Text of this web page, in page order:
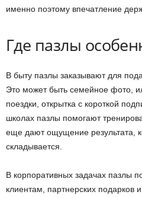
именно поэтому впечатление
Где пазлы
В быту пазлы заказывают для
Это может быть семейное фото,
поездки, открытка с короткой
школах пазлы помогают
еще дают ощущение результата,
складывается.
В корпоративных задачах пазлы
клиентам, партнерских подарков